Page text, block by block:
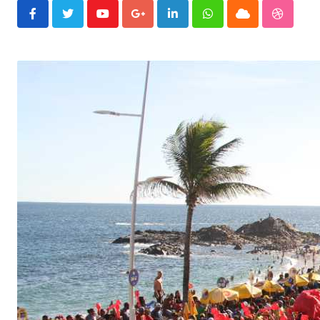
YoutubeGoogle+LinkedInWhatsappCloud